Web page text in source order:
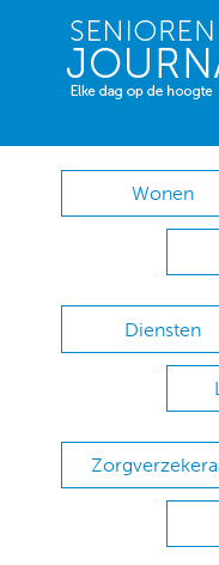
Wonen
Diensten